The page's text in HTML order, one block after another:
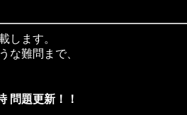
します。
な難問まで、
問題更新！！